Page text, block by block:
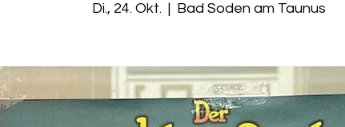
Di., 24. Okt.
  |
Bad Soden am Taunus